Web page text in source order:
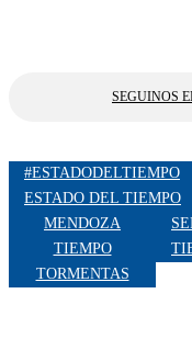
SEGUINOS
#ESTADODELTIEMPO
ESTADO DEL TIEMPO
MENDOZA
TIEMPO
TORMENTAS